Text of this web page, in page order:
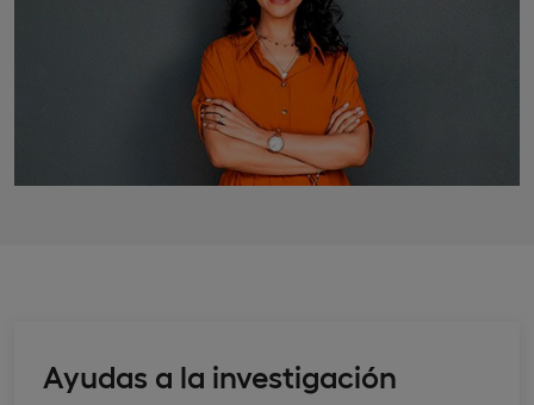
Ayudas a la investigación